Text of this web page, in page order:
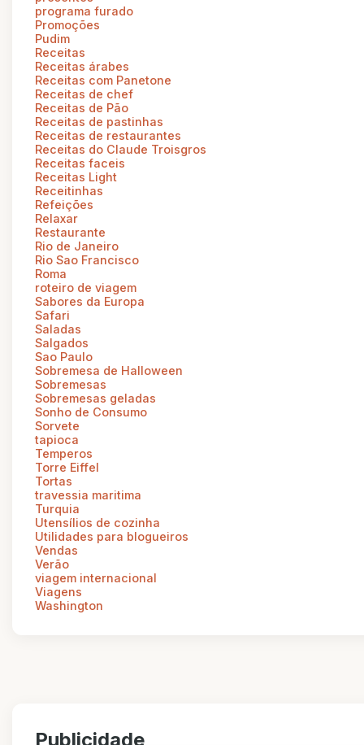
programa furado
Promoções
Pudim
Receitas
Receitas árabes
Receitas com Panetone
Receitas de chef
Receitas de Pão
Receitas de pastinhas
Receitas de restaurantes
Receitas do Claude Troisgros
Receitas faceis
Receitas Light
Receitinhas
Refeições
Relaxar
Restaurante
Rio de Janeiro
Rio Sao Francisco
Roma
roteiro de viagem
Sabores da Europa
Safari
Saladas
Salgados
Sao Paulo
Sobremesa de Halloween
Sobremesas
Sobremesas geladas
Sonho de Consumo
Sorvete
tapioca
Temperos
Torre Eiffel
Tortas
travessia maritima
Turquia
Utensílios de cozinha
Utilidades para blogueiros
Vendas
Verão
viagem internacional
Viagens
Washington
Publicidade